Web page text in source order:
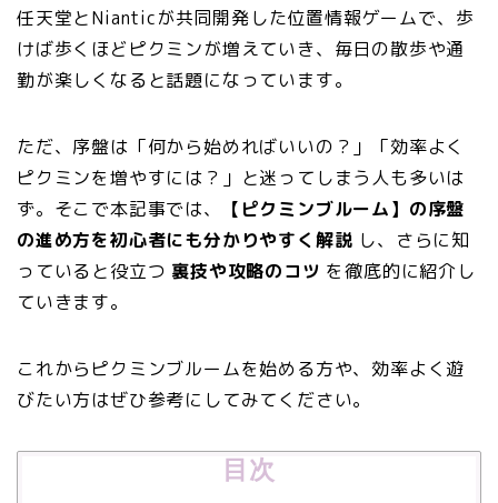
任天堂とNianticが共同開発した位置情報ゲームで、歩
けば歩くほどピクミンが増えていき、毎日の散歩や通
勤が楽しくなると話題になっています。
ただ、序盤は「何から始めればいいの？」「効率よく
ピクミンを増やすには？」と迷ってしまう人も多いは
ず。そこで本記事では、
【ピクミンブルーム】の序盤
の進め方を初心者にも分かりやすく解説 し、さらに知
っていると役立つ 裏技や攻略のコツ を徹底的に紹介し
ていきます。
これからピクミンブルームを始める方や、効率よく遊
びたい方はぜひ参考にしてみてください。
目次